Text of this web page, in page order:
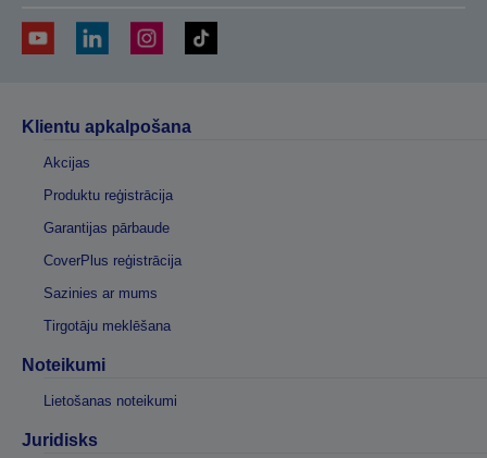
Klientu apkalpošana
Akcijas
Produktu reģistrācija
Garantijas pārbaude
CoverPlus reģistrācija
Sazinies ar mums
Tirgotāju meklēšana
Noteikumi
Lietošanas noteikumi
Juridisks